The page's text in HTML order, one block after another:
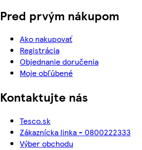
Pred prvým nákupom
Ako nakupovať
Registrácia
Objednanie doručenia
Moje obľúbené
Kontaktujte nás
Tesco.sk
Zákaznícka linka - 0800222333
Výber obchodu